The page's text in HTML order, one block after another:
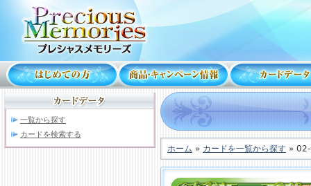
一覧から探す
カードを検索する
ホーム » カードを一覧から探す »